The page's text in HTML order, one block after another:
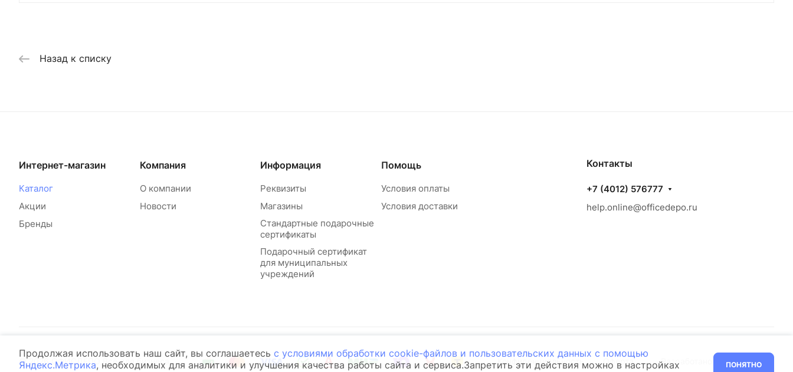
Назад к списку
Интернет-магазин
Каталог
Акции
Бренды
Компания
О компании
Новости
Информация
Реквизиты
Магазины
Стандартные подарочные
сертификаты
Подарочный сертификат
для муниципальных
учреждений
Помощь
Условия оплаты
Условия доставки
Контакты
+7 (4012) 576777
help.online@officedepo.ru
© 2026 ОФИСДЕПО Всё для бизнеса Конфиденциальность Оферта Разработано в
Продолжая использовать наш сайт, вы соглашаетесь с условиями обработки cookie-файлов и пользовательских данных с помощью
Яндекс.Метрика, необходимых для аналитики и улучшения качества работы сайта и сервиса.Запретить эти действия можно в настройках
ПОНЯТНО